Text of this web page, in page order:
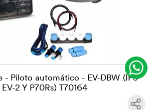
- Piloto automático - EV-DBW (IPS
2 Y P70Rs) T70164